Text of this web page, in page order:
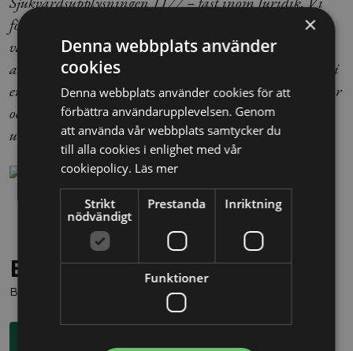
förser ditt företag med lathundar, checklistor, snabb
vägledning och konkreta tips som ditt företag kan
använda i den löpande verksamheten. Dessutom har vi
en Legal Support som besvarar de flesta juridiska frågor
och levererar ett skriftligt svar inom kort – allt för att
underlätta företagens vardag!”
Behöver du juridisk hjälp?
Boka en kostnadsfri konsultation direkt via knappen nedan.
×
Denna webbplats använder
cookies
Denna webbplats använder cookies för att
förbättra användarupplevelsen. Genom
att använda vår webbplats samtycker du
till alla cookies i enlighet med vår
cookiepolicy. Läs mer
Strikt
nödvändigt
Prestanda Inriktning
Funktioner